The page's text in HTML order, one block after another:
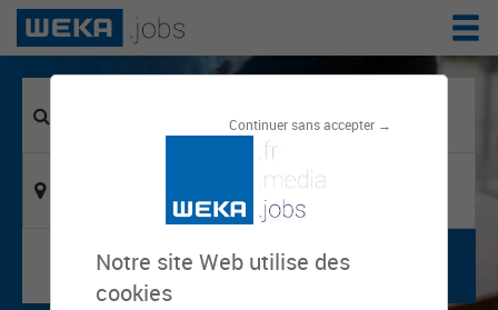
Continuer sans accepter →
Notre site Web utilise des
cookies